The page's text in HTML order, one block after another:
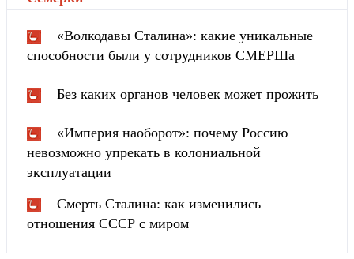
«Волкодавы Сталина»: какие уникальные
способности были у сотрудников СМЕРШа
Без каких органов человек может прожить
«Империя наоборот»: почему Россию
невозможно упрекать в колониальной
эксплуатации
Смерть Сталина: как изменились
отношения СССР с миром